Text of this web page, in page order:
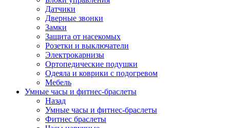
Датчики
Дверные звонки
Замки
Защита от насекомых
Розетки и выключатели
Электрокарнизы
Ортопедические подушки
Одеяла и коврики с подогревом
Мебель
Умные часы и фитнес-браслеты
Назад
Умные часы и фитнес-браслеты
Фитнес браслеты